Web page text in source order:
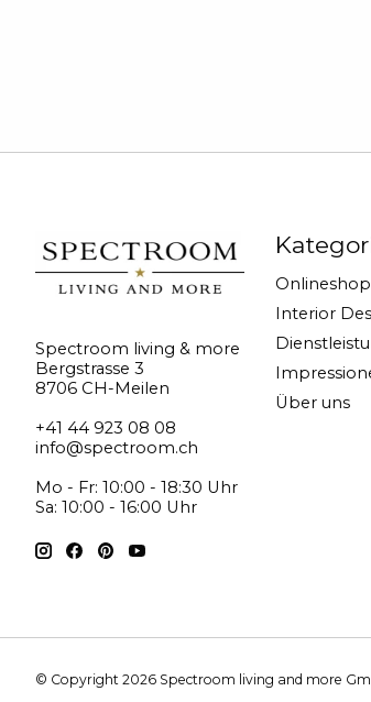
Spectroom living & more
Bergstrasse 3
8706 CH-Meilen
+41 44 923 08 08
info@spectroom.ch
Mo - Fr: 10:00 - 18:30 Uhr
Sa: 10:00 - 16:00 Uhr
Onlineshop
Interior
Über uns
© Copyright 2026 Spectroom living and more